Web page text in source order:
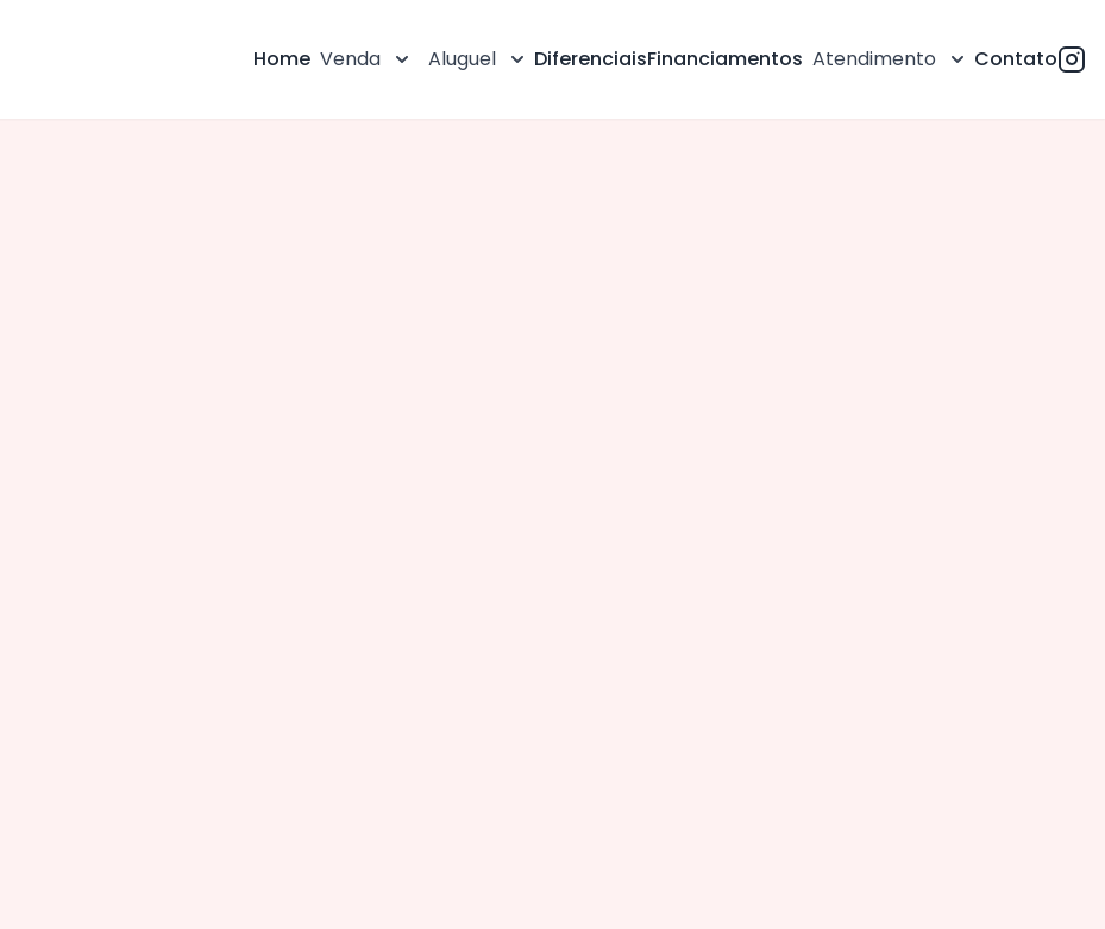
Home Venda Aluguel DiferenciaisFinanciamentos Atendimento Contato